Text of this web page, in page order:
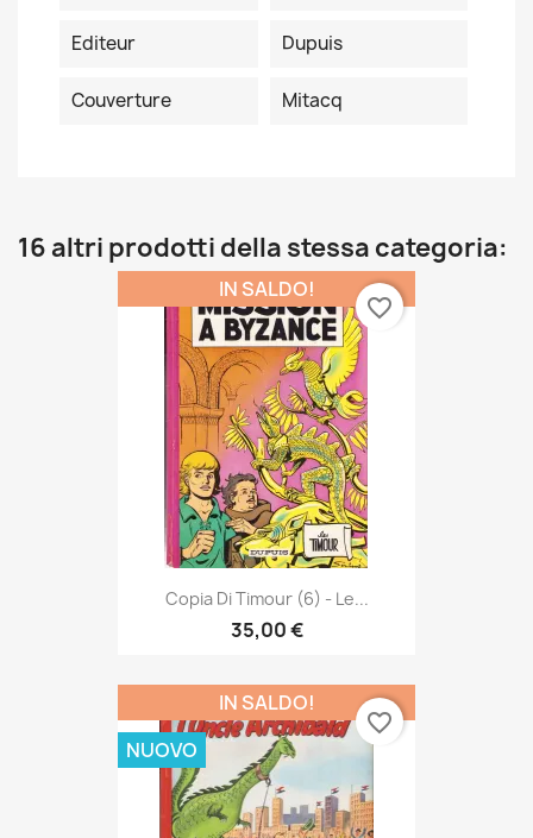
Editeur Dupuis
Couverture Mitacq
16 altri prodotti della stessa categoria:
Copia Di Timour (6) - Le...
35,00 €
IN SALDO!
favorite_border
IN SALDO!
NUOVO
favorite_border